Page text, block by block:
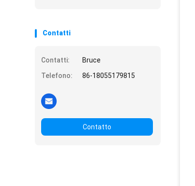
Contatti
Contatti:
Bruce
Telefono:
86-18055179815
Contatto